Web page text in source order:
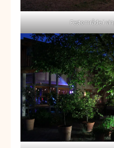
Festområde i